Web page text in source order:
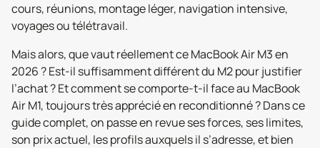
cours, réunions, montage léger, navigation intensive,
voyages ou télétravail.
Mais alors, que vaut réellement ce MacBook Air M3 en
2026 ? Est-il suffisamment différent du M2 pour justifier
l’achat ? Et comment se comporte-t-il face au MacBook
Air M1, toujours très apprécié en reconditionné ? Dans ce
guide complet, on passe en revue ses forces, ses limites,
son prix actuel, les profils auxquels il s’adresse, et bien